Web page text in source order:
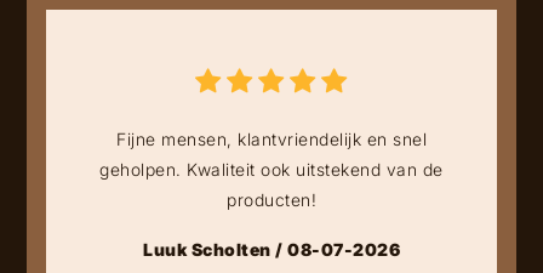
Fijne mensen, klantvriendelijk en snel
geholpen. Kwaliteit ook uitstekend van de
producten!
Luuk Scholten / 08-07-2026